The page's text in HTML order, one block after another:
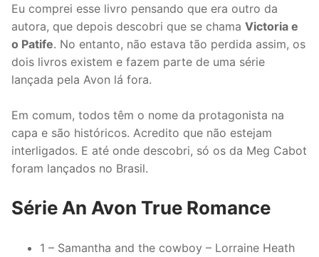
Eu comprei esse livro pensando que era outro da
autora, que depois descobri que se chama Victoria e
o Patife. No entanto, não estava tão perdida assim, os
dois livros existem e fazem parte de uma série
lançada pela Avon lá fora.
Em comum, todos têm o nome da protagonista na
capa e são históricos. Acredito que não estejam
interligados. E até onde descobri, só os da Meg Cabot
foram lançados no Brasil.
Série An Avon True Romance
1 – Samantha and the cowboy – Lorraine Heath